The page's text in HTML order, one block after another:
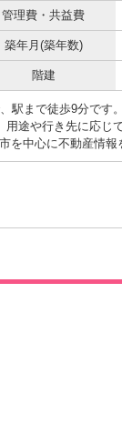
管理費・共益費
築年月(築年数)
階建
駅まで徒歩9分です
途や行き先に応じ
を中心に不動産情報